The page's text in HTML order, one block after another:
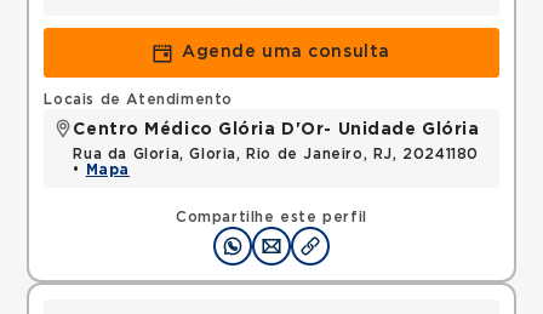
Agende uma consulta
Compartilhe este perfil
Locais de Atendimento
Centro Médico Glória D'Or- Unidade Glória
Rua da Gloria, Gloria, Rio de Janeiro, RJ, 20241180
•
Mapa